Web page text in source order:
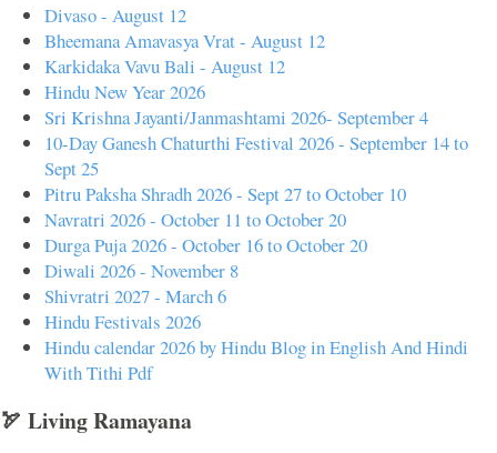
Divaso - August 12
Bheemana Amavasya Vrat - August 12
Karkidaka Vavu Bali - August 12
Hindu New Year 2026
Sri Krishna Jayanti/Janmashtami 2026- September 4
10-Day Ganesh Chaturthi Festival 2026 - September 14 to
Sept 25
Pitru Paksha Shradh 2026 - Sept 27 to October 10
Navratri 2026 - October 11 to October 20
Durga Puja 2026 - October 16 to October 20
Diwali 2026 - November 8
Shivratri 2027 - March 6
Hindu Festivals 2026
Hindu calendar 2026 by Hindu Blog in English And Hindi
With Tithi Pdf
🏹 Living Ramayana